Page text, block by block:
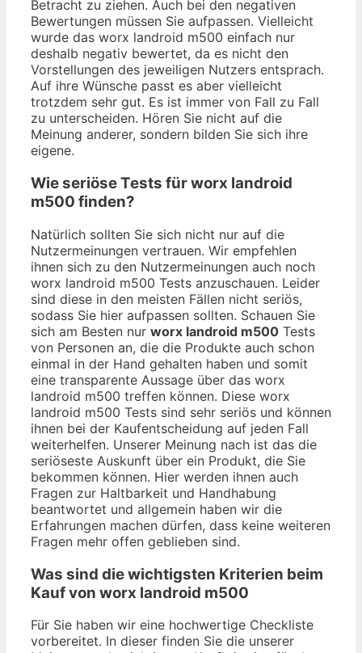
Betracht zu ziehen. Auch bei den negativen
Bewertungen müssen Sie aufpassen. Vielleicht
wurde das worx landroid m500 einfach nur
deshalb negativ bewertet, da es nicht den
Vorstellungen des jeweiligen Nutzers entsprach.
Auf ihre Wünsche passt es aber vielleicht
trotzdem sehr gut. Es ist immer von Fall zu Fall
zu unterscheiden. Hören Sie nicht auf die
Meinung anderer, sondern bilden Sie sich ihre
eigene.
Wie seriöse Tests für worx landroid
m500 finden?
Natürlich sollten Sie sich nicht nur auf die
Nutzermeinungen vertrauen. Wir empfehlen
ihnen sich zu den Nutzermeinungen auch noch
worx landroid m500 Tests anzuschauen. Leider
sind diese in den meisten Fällen nicht seriös,
sodass Sie hier aufpassen sollten. Schauen Sie
sich am Besten nur worx landroid m500 Tests
von Personen an, die die Produkte auch schon
einmal in der Hand gehalten haben und somit
eine transparente Aussage über das worx
landroid m500 treffen können. Diese worx
landroid m500 Tests sind sehr seriös und können
ihnen bei der Kaufentscheidung auf jeden Fall
weiterhelfen. Unserer Meinung nach ist das die
seriöseste Auskunft über ein Produkt, die Sie
bekommen können. Hier werden ihnen auch
Fragen zur Haltbarkeit und Handhabung
beantwortet und allgemein haben wir die
Erfahrungen machen dürfen, dass keine weiteren
Fragen mehr offen geblieben sind.
Was sind die wichtigsten Kriterien beim
Kauf von worx landroid m500
Für Sie haben wir eine hochwertige Checkliste
vorbereitet. In dieser finden Sie die unserer